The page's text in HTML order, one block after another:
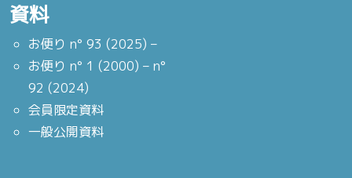
資料
お便り n° 93 (2025) –
お便り n° 1 (2000) – n°
92 (2024)
会員限定資料
一般公開資料